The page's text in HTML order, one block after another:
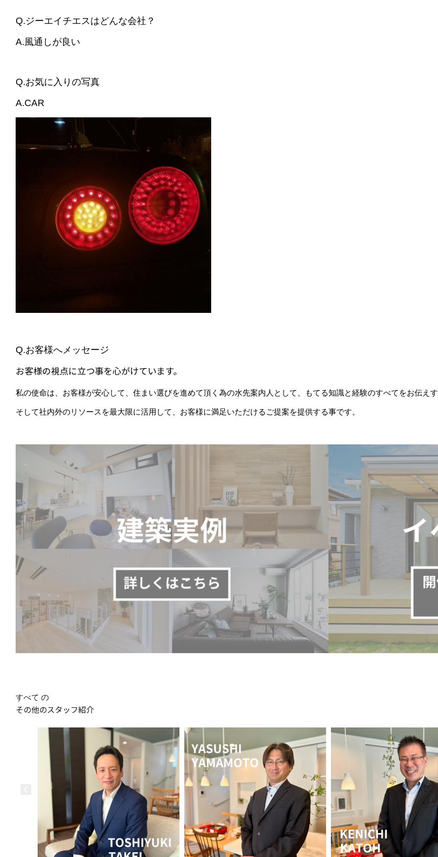
Q.ジーエイチエスはどんな会社？
A.風通しが良い
Q.お気に入りの写真
A.CAR
Q.お客様へメッセージ
お客様の視点に立つ事を心がけています。
私の使命は、お客様が安心して、住まい選びを進めて頂く為の水先案内人として、もてる知識と経験のすべてをお伝え
そして社内外のリソースを最大限に活用して、お客様に満足いただけるご提案を提供する事です。
すべて の
その他のスタッフ紹介